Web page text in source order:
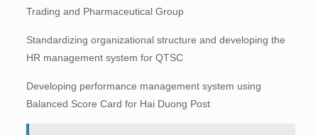
Trading and Pharmaceutical Group
Standardizing organizational structure and developing the
HR management system for QTSC
Developing performance management system using
Balanced Score Card for Hai Duong Post